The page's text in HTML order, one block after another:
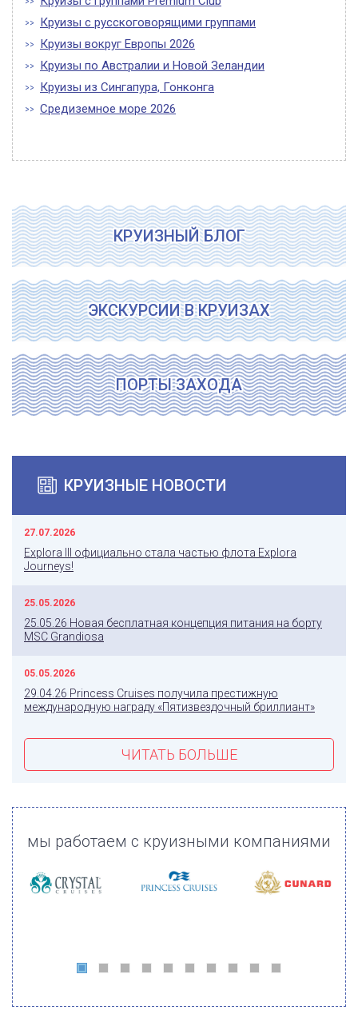
Круизы с русскоговорящими группами
Круизы вокруг Европы 2026
Круизы по Австралии и Новой Зеландии
Круизы из Сингапура, Гонконга
Средиземное море 2026
КРУИЗНЫЙ БЛОГ
ЭКСКУРСИИ В КРУИЗАХ
ПОРТЫ ЗАХОДА
КРУИЗНЫЕ НОВОСТИ
27.07.2026
Explora III официально стала частью флота Explora
Journeys!
25.05.2026
25.05.26 Новая бесплатная концепция питания на борту
MSC Grandiosa
05.05.2026
29.04.26 Princess Cruises получила престижную
международную награду «Пятизвездочный бриллиант»
ЧИТАТЬ БОЛЬШЕ
мы работаем с круизными компаниями